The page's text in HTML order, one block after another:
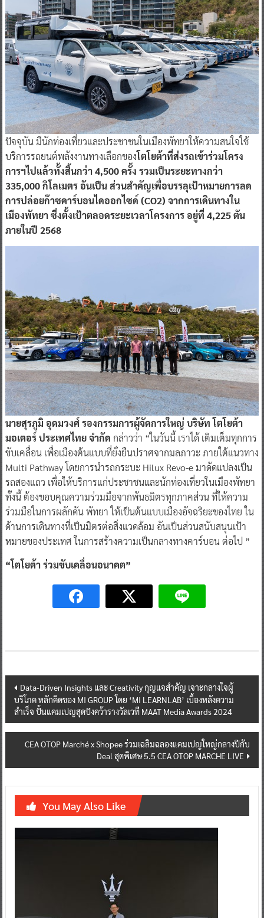
ปัจจุบัน มีนักท่องเที่ยวและประชาชนในเมืองพัทยาให้ความสนใจใช้
บริการรถยนต์พลังงานทางเลือกของโตโยต้าที่ส่งรถเข้าร่วมโครง
การฯไปแล้วทั้งสิ้นกว่า 4,500 ครั้ง รวมเป็นระยะทางกว่า
335,000 กิโลเมตร อันเป็น ส่วนสำคัญเพื่อบรรลุเป้าหมายการลด
การปล่อยก๊าซคาร์บอนไดออกไซด์ (CO2) จากการเดินทางใน
เมืองพัทยา ซึ่งตั้งเป้าตลอดระยะเวลาโครงการ อยู่ที่ 4,225 ตัน
ภายในปี 2568
นายสุรภูมิ อุดมวงศ์ รองกรรมการผู้จัดการใหญ่ บริษัท โตโยต้า
มอเตอร์ ประเทศไทย จำกัด กล่าวว่า “ในวันนี้ เราได้ เติมเต็มทุกการ
ขับเคลื่อน เพื่อเมืองต้นแบบที่ยั่งยืนปราศจากมลภาวะ ภายใต้แนวทาง
Multi Pathway โดยการนำรถกระบะ Hilux Revo-e มาดัดแปลงเป็น
รถสองแถว เพื่อให้บริการแก่ประชาชนและนักท่องเที่ยวในเมืองพัทยา
ทั้งนี้ ต้องขอบคุณความร่วมมือจากพันธมิตรทุกภาคส่วน ที่ให้ความ
ร่วมมือในการผลักดัน พัทยา ให้เป็นต้นแบบเมืองอัจฉริยะของไทย ใน
ด้านการเดินทางที่เป็นมิตรต่อสิ่งแวดล้อม อันเป็นส่วนสนับสนุนเป้า
หมายของประเทศ ในการสร้างความเป็นกลางทางคาร์บอน ต่อไป ”
“โตโยต้า ร่วมขับเคลื่อนอนาคต”
Post
navigation
Data-Driven Insights และ Creativity กุญแจสำคัญ เจาะกลางใจผู้
บริโภค หลักคิดของ MI GROUP โดย ‘MI LEARNLAB’ เบื้องหลังความ
สำเร็จ ปั้นแคมเปญสุดปังคว้ารางวัลเวที MAAT Media Awards 2024
CEA OTOP Marché x Shopee ร่วมเฉลิมฉลองแคมเปญใหญ่กลางปีกับ
Deal สุดพิเศษ 5.5 CEA OTOP MARCHE LIVE
You May Also Like